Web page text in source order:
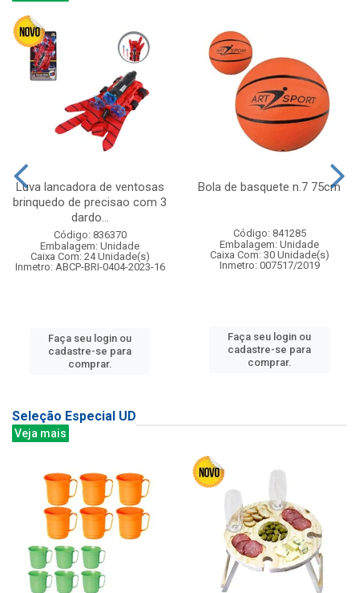
Luva lancadora de ventosas
brinquedo de precisao com 3
dardo...
Código: 836370
Embalagem: Unidade
Caixa Com: 24 Unidade(s)
Inmetro: ABCP-BRI-0404-2023-16
Faça seu login ou
cadastre-se para
comprar.
Bola de basquete n.7 75cm
Código: 841285
Embalagem: Unidade
Caixa Com: 30 Unidade(s)
Inmetro: 007517/2019
Faça seu login ou
cadastre-se para
comprar.
Seleção Especial UD
Veja mais